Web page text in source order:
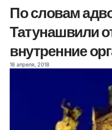
По словам
Татунашвили
внутренние
18 апреля, 2018